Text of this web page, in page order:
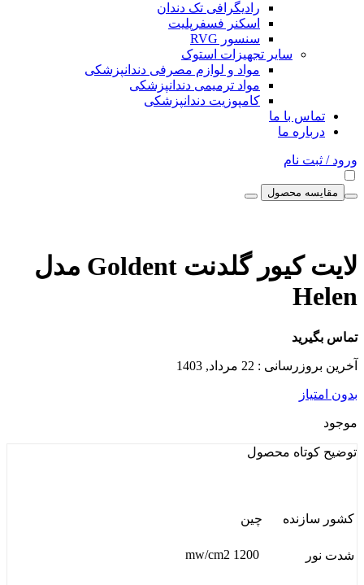
رادیگرافی تک دندان
اسکنر فسفرپلیت
سنسور RVG
سایر تجهیزات استوک
مواد و لوازم مصرفی دندانپزشکی
مواد ترمیمی دندانپزشکی
کامپوزیت دندانپزشکی
تماس با ما
درباره ما
ورود / ثبت نام
مقایسه محصول
لایت کیور گلدنت Goldent مدل
Helen
تماس بگیرید
آخرین بروزرسانی : 22 مرداد, 1403
بدون امتیاز
موجود
توضیح کوتاه محصول
کشور سازنده چین
شدت نور